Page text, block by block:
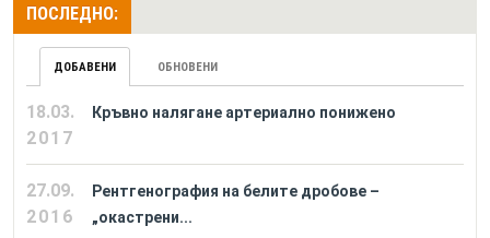
ПОСЛЕДНО:
ДОБАВЕНИ ОБНОВЕНИ
18.03.
2017
Кръвно налягане артериално понижено
27.09.
2016
Рентгенография на белите дробове –
„окастрени...